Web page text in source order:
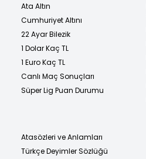
Ata Altın
Cumhuriyet Altını
22 Ayar Bilezik
1 Dolar Kaç TL
1 Euro Kaç TL
Canlı Maç Sonuçları
Süper Lig Puan Durumu
Atasözleri ve Anlamları
Türkçe Deyimler Sözlüğü